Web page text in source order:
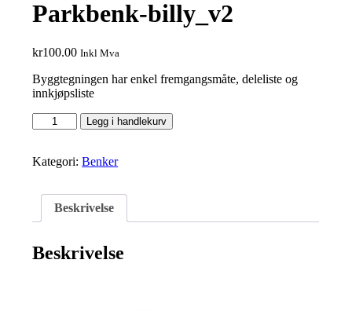
Parkbenk-billy_v2
kr100.00 Inkl Mva
Byggtegningen har enkel fremgangsmåte, deleliste og
innkjøpsliste
Parkbenk-
billy_v2
Legg i handlekurv
Kategori:Benker
Beskrivelse
Beskrivelse